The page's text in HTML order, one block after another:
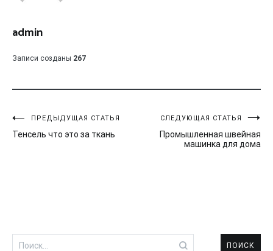
admin
Записи созданы 267
Навигация
по
ПРЕДЫДУЩАЯ СТАТЬЯ
Тенсель что это за ткань
СЛЕДУЮЩАЯ СТАТЬЯ
Промышленная швейная
машинка для дома